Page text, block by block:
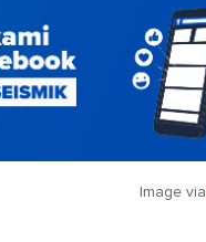
Image via